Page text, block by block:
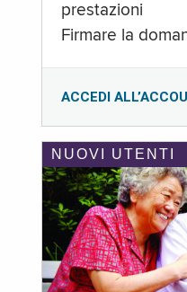
prestazioni
Firmare la
ACCEDI
NUOVI UTENTI